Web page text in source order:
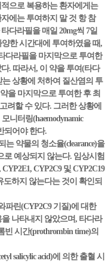
으로 복용하는 환자에게는
에는 투여하지 말 것 항 참
다라필을 매일 20mg씩 7일
양한 시간대에 투여하였을 때,
다라필을 마지막으로 투여한
. 따라서, 이 약을 투여(타다
는 상황에 처하여 질산염의 투
을 마지막으로 투여한 후 최
려할 수 있다. 그러한 상황에
니터링(haemodynamic
되어야 한다.
는 약물의 청소율(clearance)을
예상되지 않는다. 임상시험
CYP2C9 및 CYP2C19
도하지 않는다는 것이 확인되
파린(CYP2C9 기질)에 대한
나타내지 않았으며, 타다라
시간(prothrombin time)의
salicylic acid)에 의한 출혈 시